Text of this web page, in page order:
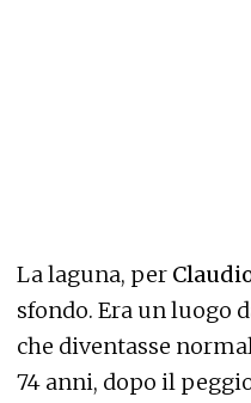
La laguna, per
sfondo. Era un luogo
che diventasse
74 anni, dopo il